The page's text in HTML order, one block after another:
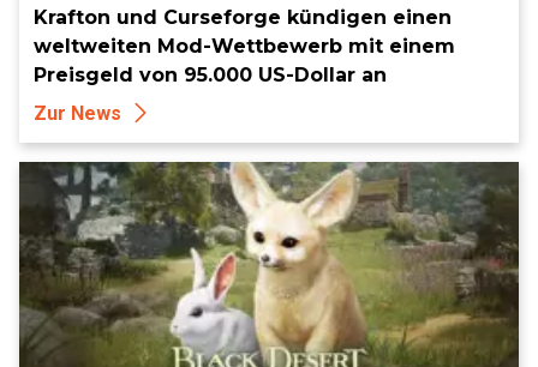
Krafton und Curseforge kündigen einen
weltweiten Mod-Wettbewerb mit einem
Preisgeld von 95.000 US-Dollar an
Zur News